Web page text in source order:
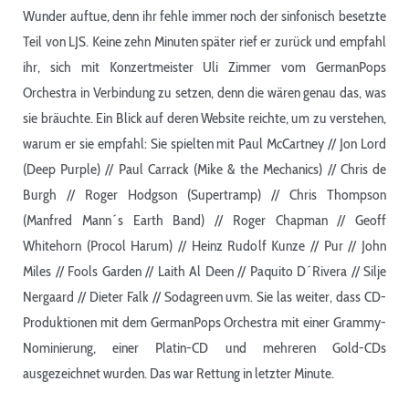
Wunder auftue, denn ihr fehle immer noch der sinfonisch besetzte
Teil von LJS. Keine zehn Minuten später rief er zurück und empfahl
ihr, sich mit Konzertmeister Uli Zimmer vom GermanPops
Orchestra in Verbindung zu setzen, denn die wären genau das, was
sie bräuchte. Ein Blick auf deren Website reichte, um zu verstehen,
warum er sie empfahl: Sie spielten mit Paul McCartney // Jon Lord
(Deep Purple) // Paul Carrack (Mike & the Mechanics) // Chris de
Burgh // Roger Hodgson (Supertramp) // Chris Thompson
(Manfred Mann´s Earth Band) // Roger Chapman // Geoff
Whitehorn (Procol Harum) // Heinz Rudolf Kunze // Pur // John
Miles // Fools Garden // Laith Al Deen // Paquito D´Rivera // Silje
Nergaard // Dieter Falk // Sodagreen uvm. Sie las weiter, dass CD-
Produktionen mit dem GermanPops Orchestra mit einer Grammy-
Nominierung, einer Platin-CD und mehreren Gold-CDs
ausgezeichnet wurden. Das war Rettung in letzter Minute.